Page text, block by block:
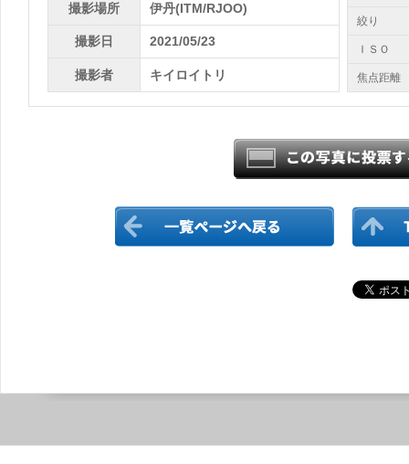
撮影場所 伊丹(ITM/RJOO)
撮影日 2021/05/23
撮影者 キイロイトリ
絞り
ＩＳＯ
焦点距離